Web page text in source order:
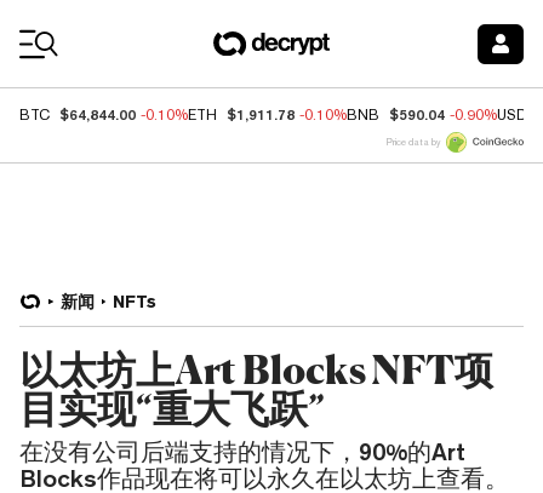
BTC $64,844.00 -0.10%ETH $1,911.78 -0.10%BNB $590.04 -0.90%USDC
Price data by
新闻 NFTs
以太坊上Art Blocks NFT项
目实现“重大飞跃”
在没有公司后端支持的情况下，90%的Art
Blocks作品现在将可以永久在以太坊上查看。